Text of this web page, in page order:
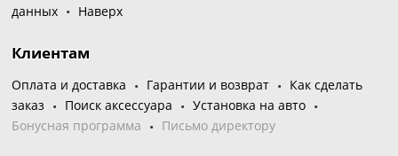
данных
Наверх
Клиентам
Оплата и доставка Гарантии и возврат
Как сделать
заказ
Поиск аксессуара
Установка на авто
Бонусная программа
Письмо директору